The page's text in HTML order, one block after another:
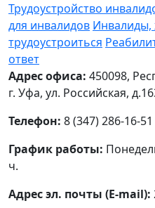
Трудоустройство
для инвалидов
трудоустроиться
ответ
Адрес офиса: 450098,
г. Уфа, ул. Российская,
Телефон: 8 (347) 286-16-51
График работы:
ч.
Адрес эл. почты (E-mail):